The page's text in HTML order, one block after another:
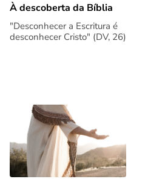
À descoberta da Bíblia
"Desconhecer a Escritura é
desconhecer Cristo" (DV, 26)